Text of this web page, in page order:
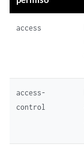
access
access-
control